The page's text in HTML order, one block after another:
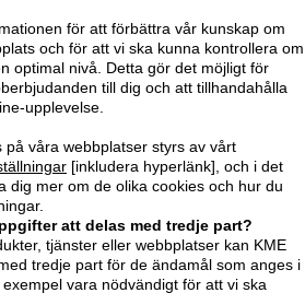
för att förbättra vår kunskap om
och för att vi ska kunna kontrollera om
optimal nivå. Detta gör det möjligt för
till dig och att tillhandahålla
upplevelse.
våra webbplatser styrs av vårt
[inkludera hyperlänk], och i det
dig mer om de olika cookies och hur du
att delas med tredje part?
tjänster eller webbplatser kan KME
tredje part för de ändamål som anges i
vara nödvändigt för att vi ska